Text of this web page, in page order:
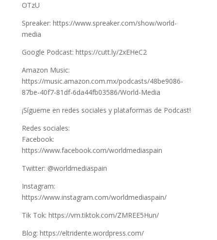
OTzU
Spreaker: https://www.spreaker.com/show/world-
media
Google Podcast: https://cutt.ly/2xEHeC2
Amazon Music:
https://music.amazon.com.mx/podcasts/48be9086-
87be-40f7-81df-6da44fb03586/World-Media
¡Sígueme en redes sociales y plataformas de Podcast!
Redes sociales:
Facebook:
https://www.facebook.com/worldmediaspain
Twitter: @worldmediaspain
Instagram:
https://www.instagram.com/worldmediaspain/
Tik Tok: https://vm.tiktok.com/ZMREE5Hun/
Blog: https://eltridente.wordpress.com/